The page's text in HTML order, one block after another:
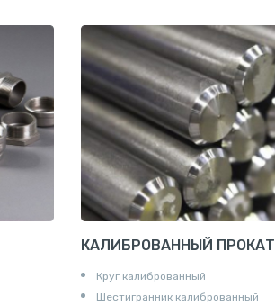
КАЛИБРОВАННЫЙ ПРОКАТ
Круг калиброванный
Шестигранник калиброванный